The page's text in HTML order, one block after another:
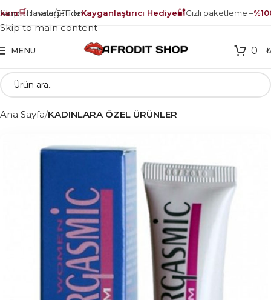
🛒Havale/EFT ileKayganlaştırıcı Hediye🔐Gizli paketleme –
Skip to navigation
Skip to main content
MENU 0 ₺
Ana Sayfa KADINLARA ÖZEL ÜRÜNLER